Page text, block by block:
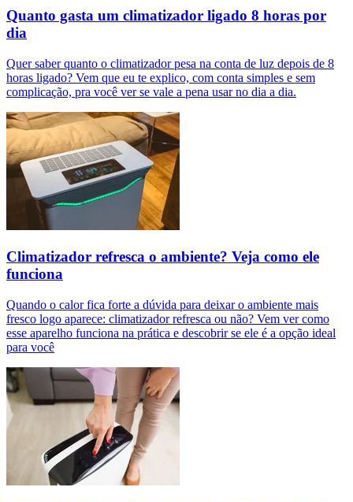
Quanto gasta um climatizador ligado 8 horas por
dia
Quer saber quanto o climatizador pesa na conta de luz depois de 8
horas ligado? Vem que eu te explico, com conta simples e sem
complicação, pra você ver se vale a pena usar no dia a dia.
Climatizador refresca o ambiente? Veja como ele
funciona
Quando o calor fica forte a dúvida para deixar o ambiente mais
fresco logo aparece: climatizador refresca ou não? Vem ver como
esse aparelho funciona na prática e descobrir se ele é a opção ideal
para você